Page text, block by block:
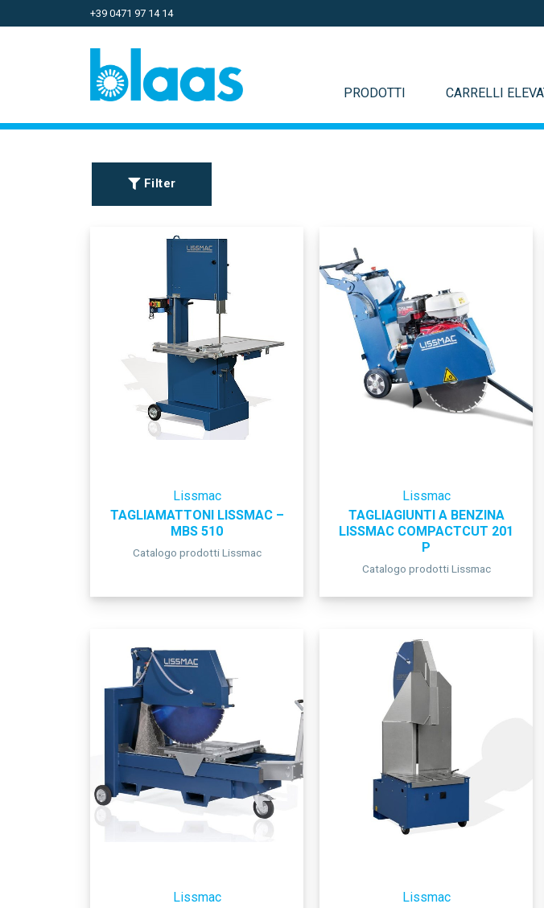
+39 0471 97 14 14
PRODOTTI CARRELLI
Filter
Lissmac
TAGLIAMATTONI LISSMAC –
MBS 510
Catalogo prodotti Lissmac
Lissmac
TAGLIAGIUNTI A BENZINA
LISSMAC COMPACTCUT 201
P
Catalogo prodotti Lissmac
Lissmac
Lissmac